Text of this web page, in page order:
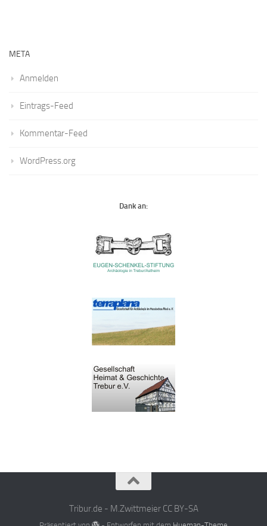
META
Anmelden
Eintrags-Feed
Kommentar-Feed
WordPress.org
Dank an:
Tribur.de - M.Zwittmeier CC BY-SA